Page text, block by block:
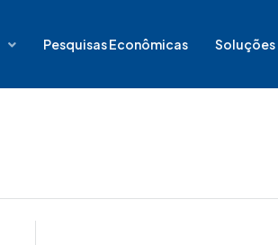
Pesquisas Econômicas Soluções